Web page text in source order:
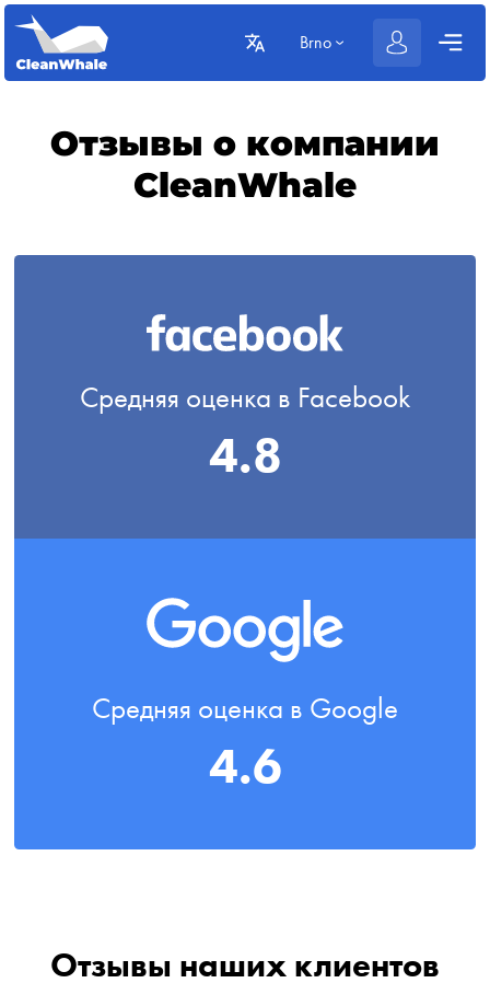
Brno
Отзывы о компании
CleanWhale
Средняя оценка в Facebook
4.8
Средняя оценка в Google
4.6
Отзывы наших клиентов